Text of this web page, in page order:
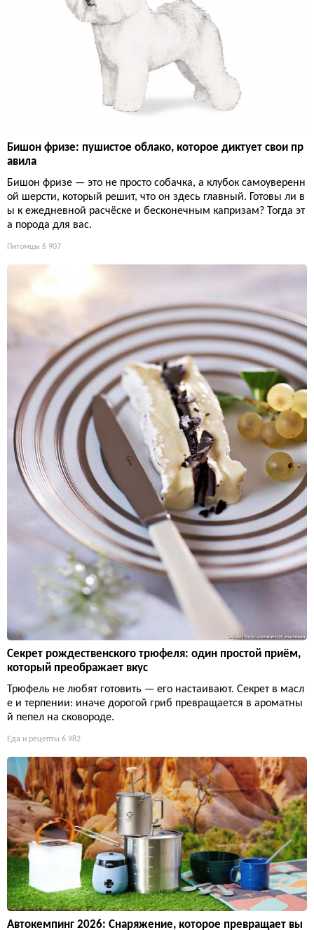
Бишон фризе: пушистое облако, которое диктует свои пр
авила
Бишон фризе — это не просто собачка, а клубок самоуверенн
ой шерсти, который решит, что он здесь главный. Готовы ли в
ы к ежедневной расчёске и бесконечным капризам? Тогда эт
а порода для вас.
Питомцы 6 907
Секрет рождественского трюфеля: один простой приём,
который преображает вкус
Трюфель не любят готовить — его настаивают. Секрет в масл
е и терпении: иначе дорогой гриб превращается в ароматны
й пепел на сковороде.
Еда и рецепты 6 982
Автокемпинг 2026: Снаряжение, которое превращает вы